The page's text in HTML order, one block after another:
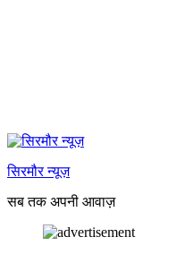
सिरमौर न्यूज़
सब तक अपनी आवाज़